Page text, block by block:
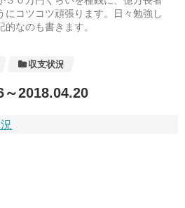
にコツコツ頑張ります。日々勉強し
なのも書きます。
収支状況
2018.04.20